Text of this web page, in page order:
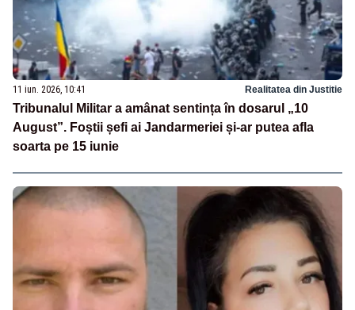
11 iun. 2026, 10:41 Realitatea din Justitie
Tribunalul Militar a amânat sentința în dosarul „10
August”. Foștii șefi ai Jandarmeriei și-ar putea afla
soarta pe 15 iunie